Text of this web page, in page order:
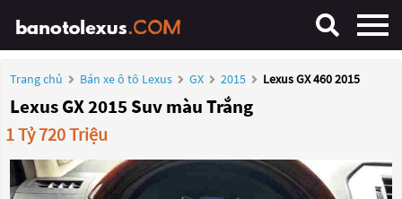
Trang chủ Bán xe ô tô Lexus GX 2015 Lexus GX 460 2015
Lexus GX 2015 Suv màu Trắng
1 Tỷ 720 Triệu